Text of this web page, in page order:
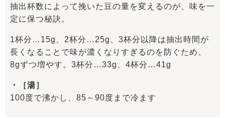
抽出杯数によって挽いた豆の量を変えるのが、味を一
定に保つ秘訣。
1杯分…15g、2杯分…25g、3杯分以降は抽出時間が
長くなることで味が濃くなりすぎるのを防ぐため、
8gずつ増やす。3杯分…33g、4杯分…41g
・［湯］
100度で沸かし、85～90度まで冷ます